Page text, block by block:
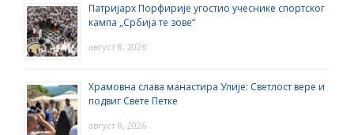
Патријарх Порфирије угостио учеснике спортског
кампа „Србија те зове“
август 8, 2026
Храмовна слава манастира Улије: Светлост вере и
подвиг Свете Петке
август 8, 2026